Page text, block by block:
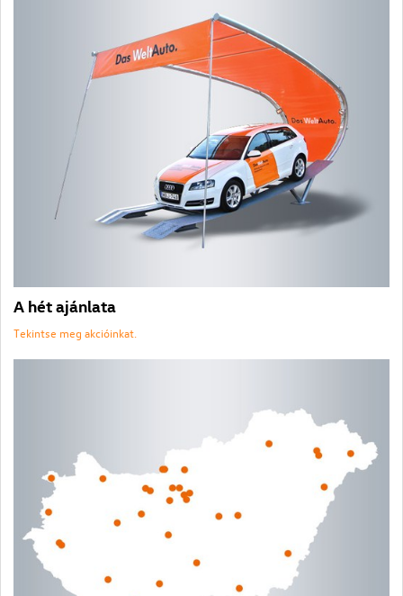
A hét ajánlata
Tekintse meg akcióinkat.